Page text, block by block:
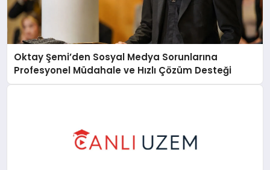
Oktay Şemi’den Sosyal Medya Sorunlarına
Profesyonel Müdahale ve Hızlı Çözüm Desteği